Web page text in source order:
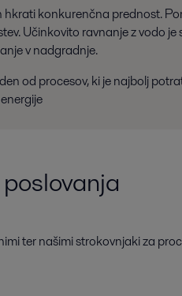
konkurenčna prednost.
Učinkovito ravnanje z vodo
v nadgradnje.
od procesov, ki je najbolj
ter našimi strokovnjaki za